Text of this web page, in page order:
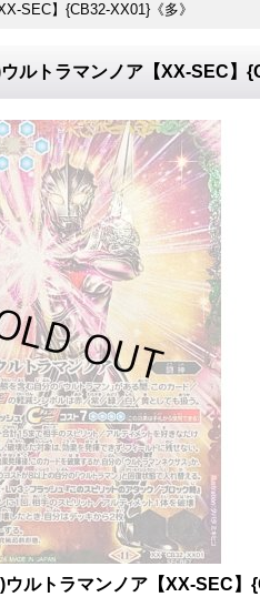
SEC】{CB32-XX01}《多》
ルトラマンノア【XX-SEC】
ルトラマンノア【XX-SEC】